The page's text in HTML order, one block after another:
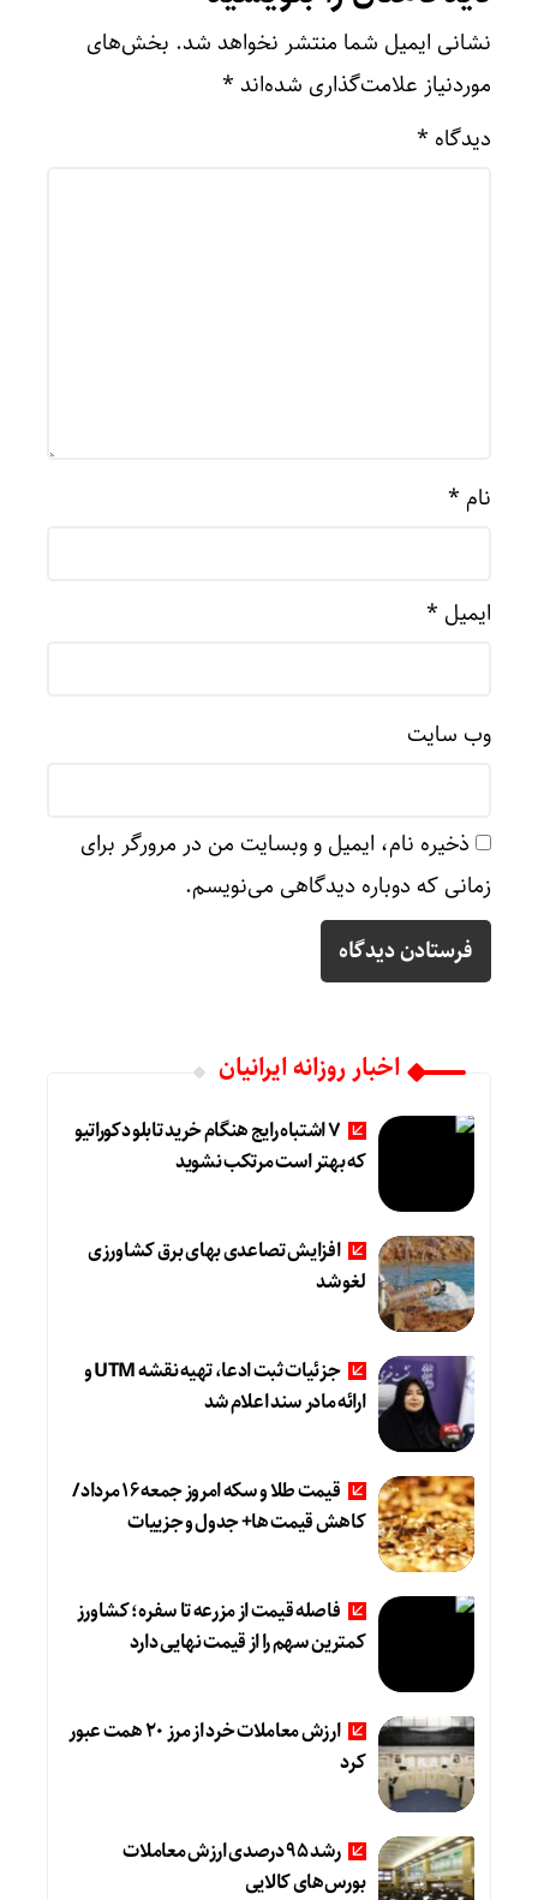
نشانی ایمیل شما منتشر نخواهد شد. بخش‌های
موردنیاز علامت‌گذاری شده‌اند *
دیدگاه *
نام *
ایمیل *
وب‌ سایت
ذخیره نام، ایمیل و وبسایت من در مرورگر برای
زمانی که دوباره دیدگاهی می‌نویسم.
اخبار روزانه ایرانیان
۷ اشتباه رایج هنگام خرید تابلو دکوراتیو
که بهتر است مرتکب نشوید
افزایش تصاعدی بهای برق کشاورزی
لغو شد
جزئیات ثبت ادعا، تهیه نقشه UTM و
ارائه مادر سند اعلام شد
قیمت طلا و سکه امروز جمعه ۱۶ مرداد/
کاهش قیمت ها+ جدول و جزییات
فاصله قیمت از مزرعه تا سفره؛ کشاورز
کمترین سهم را از قیمت نهایی دارد
ارزش معاملات خرد از مرز 20 همت عبور
کرد
رشد 95 درصدی ارزش معاملات
بورس‌های کالایی